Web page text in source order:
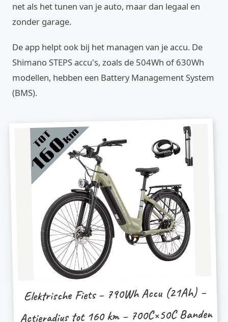
net als het tunen van je auto, maar dan legaal en
zonder garage.
De app helpt ook bij het managen van je accu. De
Shimano STEPS accu's, zoals de 504Wh of 630Wh
modellen, hebben een Battery Management System
(BMS).
Elektrische Fiets – 790Wh Accu (21Ah) –
Actieradius tot 160 km – 700C×50C Banden